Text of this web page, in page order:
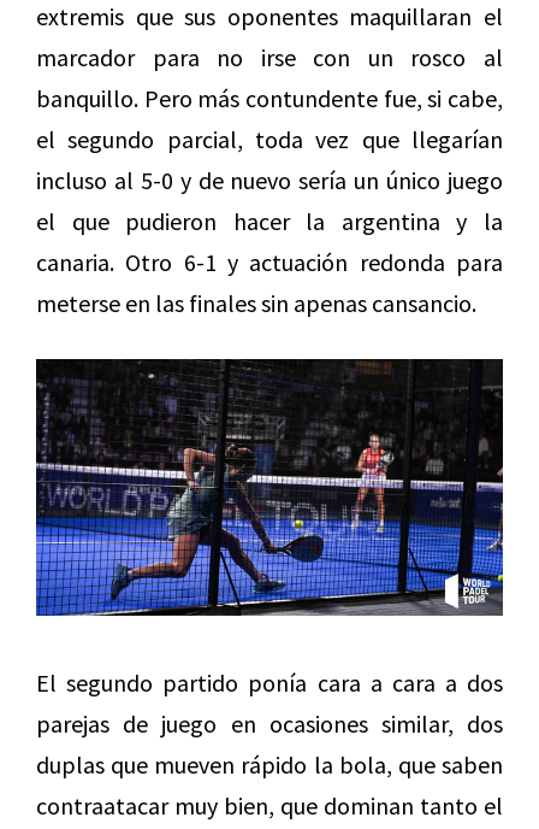
extremis que sus oponentes maquillaran el
marcador para no irse con un rosco al
banquillo. Pero más contundente fue, si cabe,
el segundo parcial, toda vez que llegarían
incluso al 5-0 y de nuevo sería un único juego
el que pudieron hacer la argentina y la
canaria. Otro 6-1 y actuación redonda para
meterse en las finales sin apenas cansancio.
El segundo partido ponía cara a cara a dos
parejas de juego en ocasiones similar, dos
duplas que mueven rápido la bola, que saben
contraatacar muy bien, que dominan tanto el